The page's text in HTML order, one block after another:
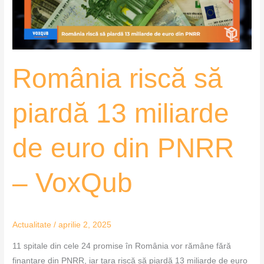
România riscă să
piardă 13 miliarde
de euro din PNRR
– VoxQub
Actualitate /aprilie 2, 2025
11 spitale din cele 24 promise în România vor rămâne fără
finanțare din PNRR, iar țara riscă să piardă 13 miliarde de euro
–
VoxQub